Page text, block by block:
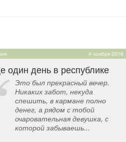
4 ноября 2016
один день в республике
Это был прекрасный вечер.
Никаких забот, некуда
спешить, в кармане полно
денег, а рядом с тобой
очаровательная девушка, с
которой забываешь...